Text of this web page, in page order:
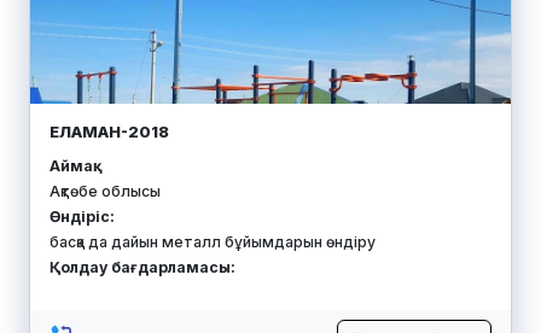
ЕЛАМАН-2018
Аймақ:
Ақтөбе облысы
Өндіріс:
басқа да дайын металл бұйымдарын өндіру
Қолдау бағдарламасы: